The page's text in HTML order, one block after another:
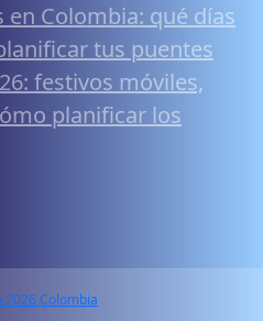
en Colombia: qué días
tus puentes
festivos móviles,
planificar los
2026 Colombia